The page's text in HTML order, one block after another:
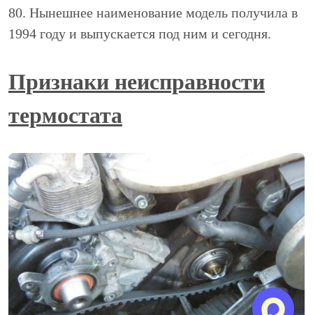
80. Нынешнее наименование модель получила в
1994 году и выпускается под ним и сегодня.
Признаки неисправности
термостата